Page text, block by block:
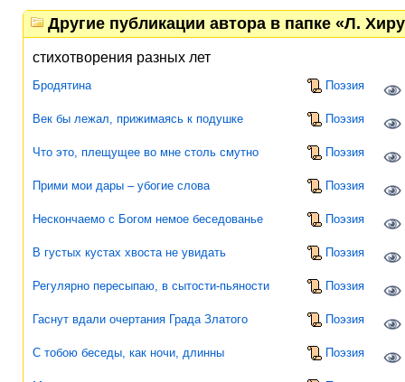
Другие публикации автора в папке «Л.
стихотворения разных лет
Бродятина Поэзия
Век бы лежал, прижимаясь к подушке Поэзия
Что это, плещущее во мне столь смутно Поэзия
Прими мои дары – убогие слова Поэзия
Нескончаемо с Богом немое беседованье Поэзия
В густых кустах хвоста не увидать Поэзия
Регулярно пересыпаю, в сытости-пьяности Поэзия
Гаснут вдали очертания Града Златого Поэзия
С тобою беседы, как ночи, длинны Поэзия